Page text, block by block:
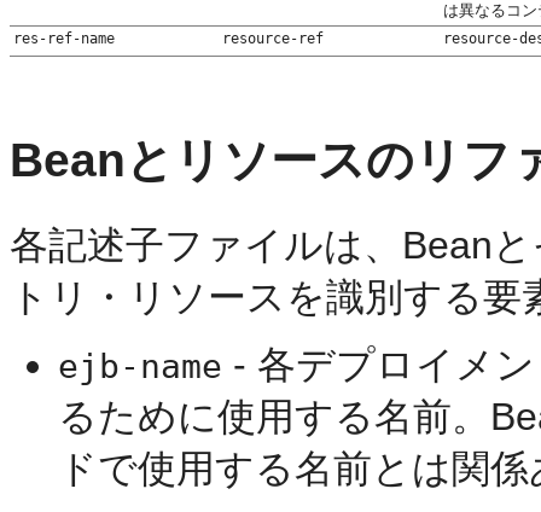
は異なるコ
res-ref-name resource-ref resource-
Beanとリソースのリフ
各記述子ファイルは、Bean
トリ・リソースを識別する
ejb-name - 各デプロイメ
るために使用する名前。
ドで使用する名前とは関